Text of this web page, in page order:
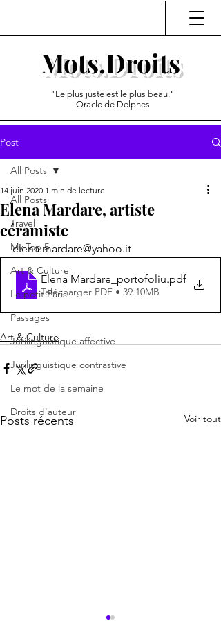
Mots.Droits
"Le plus juste est le plus beau."
Oracle de Delphes
Post
All Posts
Travel
My Top 5
Art & Culture
Le petit Paris
Passages
Jurilinguistique affective
Jurilinguistique contrastive
Le mot de la semaine
Droits d'auteur
All Posts
Elena Mardare, artiste
céramiste
14 juin 2020 1 min de lecture
elena.mardare@yahoo.it
Elena Mardare_portofoliu.pdf
Télécharger PDF • 39.10MB
Art & Culture
Posts récents Voir tout